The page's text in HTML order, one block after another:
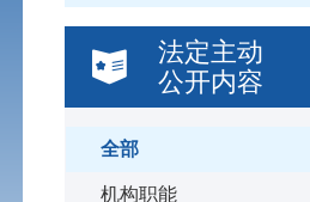
法定主动
公开内容
全部
机构职能